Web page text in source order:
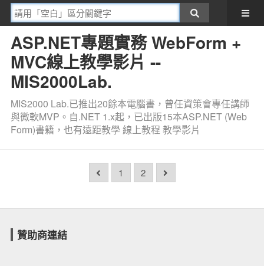
ASP.NET專題實務 WebForm +
MVC線上教學影片 --
MIS2000Lab.
MIS2000 Lab.已推出20餘本電腦書，曾任資策會專任講師
與微軟MVP。自.NET 1.x起，已出版15本ASP.NET (Web
Form)書籍，也有遠距教學 線上教程 教學影片
1 2
贊助商連結